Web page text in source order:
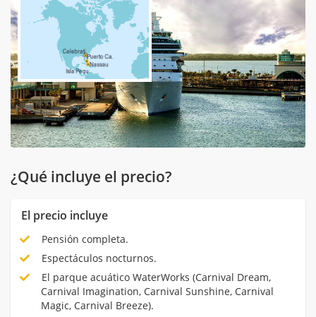
¿Qué incluye el precio?
El precio incluye
Pensión completa.
Espectáculos nocturnos.
El parque acuático WaterWorks (Carnival Dream,
Carnival Imagination, Carnival Sunshine, Carnival
Magic, Carnival Breeze).